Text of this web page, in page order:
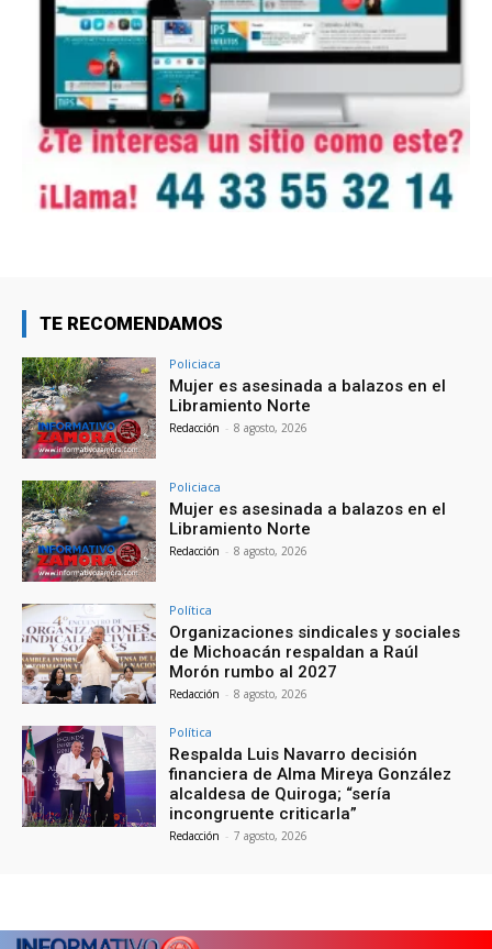
TE RECOMENDAMOS
Policiaca
Mujer es asesinada a balazos en el
Libramiento Norte
Redacción - 8 agosto, 2026
Policiaca
Mujer es asesinada a balazos en el
Libramiento Norte
Redacción - 8 agosto, 2026
Política
Organizaciones sindicales y sociales
de Michoacán respaldan a Raúl
Morón rumbo al 2027
Redacción - 8 agosto, 2026
Política
Respalda Luis Navarro decisión
financiera de Alma Mireya González
alcaldesa de Quiroga; “sería
incongruente criticarla”
Redacción - 7 agosto, 2026